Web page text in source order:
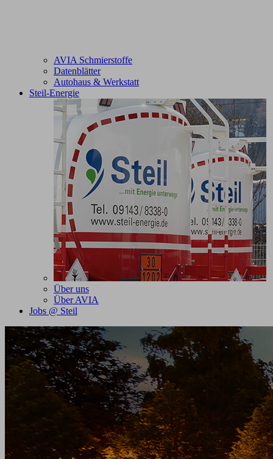
AVIA Schmierstoffe
Datenblätter
Autohaus & Werkstatt
Steil-Energie
Über uns
Über AVIA
Jobs @ Steil